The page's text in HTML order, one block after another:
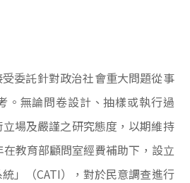
委託針對政治社會重大問題從事
。無論問卷設計、抽樣或執行過
場及嚴謹之研究態度，以期維持
在教育部顧問室經費補助下，設立
統」（CATI）
，對於民意調查進行